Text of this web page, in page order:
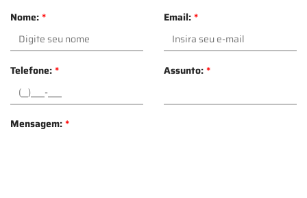
Nome:* Email:*
Telefone:* Assunto:*
Mensagem:*